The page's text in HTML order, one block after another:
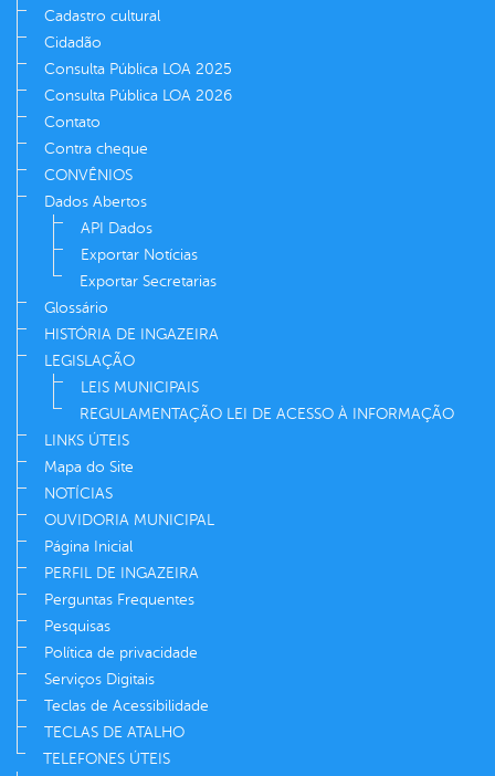
Cadastro cultural
Cidadão
Consulta Pública LOA 2025
Consulta Pública LOA 2026
Contato
Contra cheque
CONVÊNIOS
Dados Abertos
API Dados
Exportar Notícias
Exportar Secretarias
Glossário
HISTÓRIA DE INGAZEIRA
LEGISLAÇÃO
LEIS MUNICIPAIS
REGULAMENTAÇÃO LEI DE ACESSO À INFORMAÇÃO
LINKS ÚTEIS
Mapa do Site
NOTÍCIAS
OUVIDORIA MUNICIPAL
Página Inicial
PERFIL DE INGAZEIRA
Perguntas Frequentes
Pesquisas
Política de privacidade
Serviços Digitais
Teclas de Acessibilidade
TECLAS DE ATALHO
TELEFONES ÚTEIS